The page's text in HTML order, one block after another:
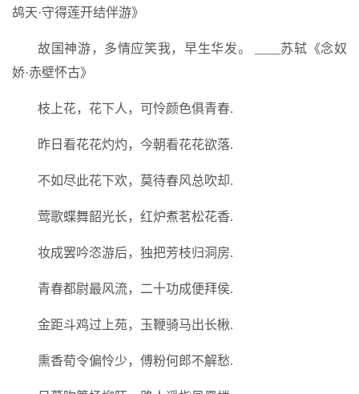
鸪天·守得莲开结伴游》
故国神游，多情应笑我，早生华发。 ____苏轼《念奴
娇·赤壁怀古》
枝上花，花下人，可怜颜色俱青春.
昨日看花花灼灼，今朝看花花欲落.
不如尽此花下欢，莫待春风总吹却.
莺歌蝶舞韶光长，红炉煮茗松花香.
妆成罢吟恣游后，独把芳枝归洞房.
青春都尉最风流，二十功成便拜侯.
金距斗鸡过上苑，玉鞭骑马出长楸.
熏香荀令偏怜少，傅粉何郎不解愁.